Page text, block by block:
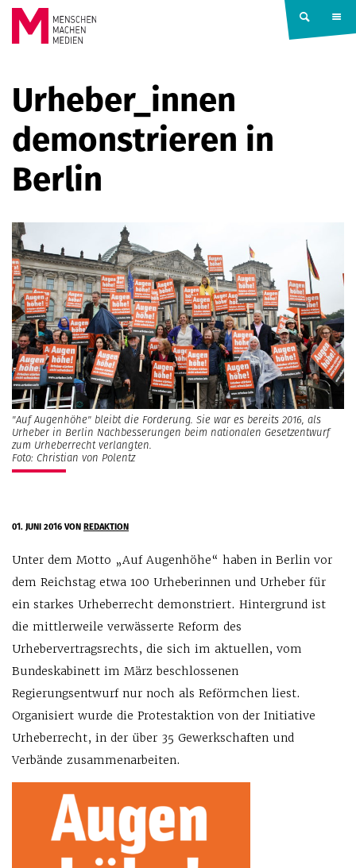
Springe zum Inhalt
MACHEN
MEDIEN
Urheber_innen
demonstrieren in
Berlin
"Auf Augenhöhe" bleibt die Forderung. Sie war es bereits 2016, als
Urheber in Berlin Nachbesserungen beim nationalen Gesetzentwurf
zum Urheberrecht verlangten.
Foto: Christian von Polentz
01. JUNI 2016VONREDAKTION
Unter dem Motto „Auf Augenhöhe“ haben in Berlin vor
dem Reichstag etwa 100 Urheberinnen und Urheber für
ein starkes Urheberrecht demonstriert. Hintergrund ist
die mittlerweile verwässerte Reform des
Urhebervertragsrechts, die sich im aktuellen, vom
Bundeskabinett im März beschlossenen
Regierungsentwurf nur noch als Reförmchen liest.
Organisiert wurde die Protestaktion von der Initiative
Urheberrecht, in der über 35 Gewerkschaften und
Verbände zusammenarbeiten.